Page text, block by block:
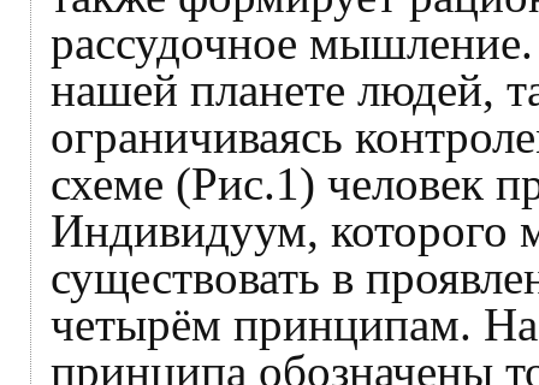
рассудочное
нашей планете людей,
ограничиваясь
схеме (Рис.1) человек
Индивидуум,
существовать в
четырём принципам.
принципа обозначены